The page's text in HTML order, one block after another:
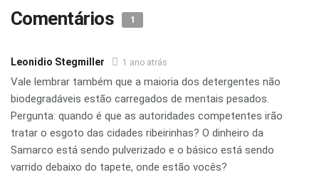
Comentários 1
Leonidio Stegmiller 1 ano atrás
Vale lembrar também que a maioria dos detergentes não
biodegradáveis estão carregados de mentais pesados.
Pergunta: quando é que as autoridades competentes irão
tratar o esgoto das cidades ribeirinhas? O dinheiro da
Samarco está sendo pulverizado e o básico está sendo
varrido debaixo do tapete, onde estão vocês?